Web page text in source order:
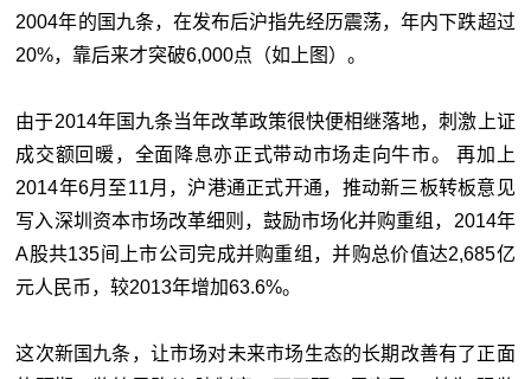
2004年的国九条，在发布后沪指先经历震荡，年内下跌超过
20%，靠后来才突破6,000点（如上图）。
由于2014年国九条当年改革政策很快便相继落地，刺激上证
成交额回暖，全面降息亦正式带动市场走向牛市。 再加上
2014年6月至11月，沪港通正式开通，推动新三板转板意见
写入深圳资本市场改革细则，鼓励市场化并购重组，2014年
A股共135间上市公司完成并购重组，并购总价值达2,685亿
元人民币，较2013年增加63.6%。
这次新国九条，让市场对未来市场生态的长期改善有了正面